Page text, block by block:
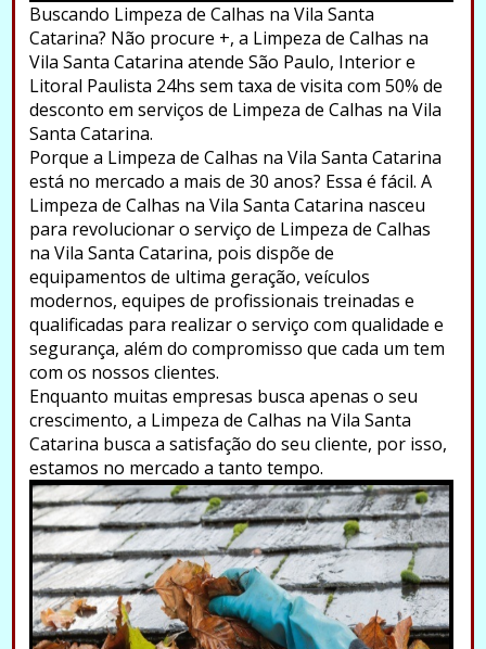
Buscando Limpeza de Calhas na Vila Santa
Catarina? Não procure +, a Limpeza de Calhas na
Vila Santa Catarina atende São Paulo, Interior e
Litoral Paulista 24hs sem taxa de visita com 50% de
desconto em serviços de Limpeza de Calhas na Vila
Santa Catarina.
Porque a Limpeza de Calhas na Vila Santa Catarina
está no mercado a mais de 30 anos? Essa é fácil. A
Limpeza de Calhas na Vila Santa Catarina nasceu
para revolucionar o serviço de Limpeza de Calhas
na Vila Santa Catarina, pois dispõe de
equipamentos de ultima geração, veículos
modernos, equipes de profissionais treinadas e
qualificadas para realizar o serviço com qualidade e
segurança, além do compromisso que cada um tem
com os nossos clientes.
Enquanto muitas empresas busca apenas o seu
crescimento, a Limpeza de Calhas na Vila Santa
Catarina busca a satisfação do seu cliente, por isso,
estamos no mercado a tanto tempo.